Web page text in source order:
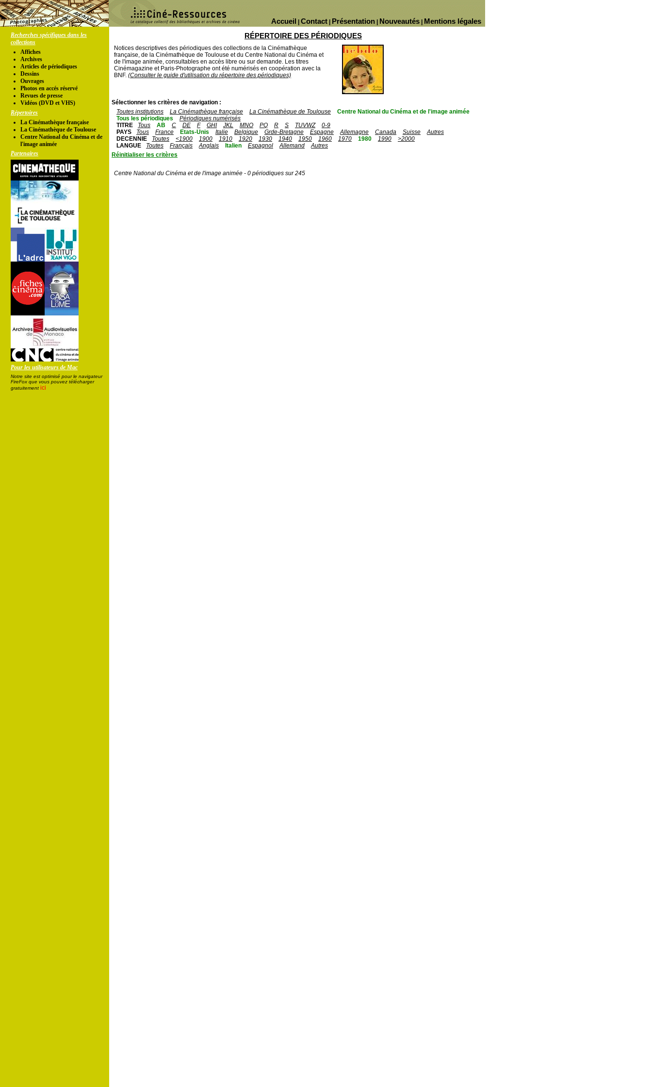
Mentions légales
Nouveautés
Présentation
Contact
Accueil
Recherches spécifiques dans les
collections
Affiches
Archives
Articles de périodiques
Dessins
Ouvrages
Photos en accés réservé
Revues de presse
Vidéos (DVD et VHS)
Répertoires
La Cinémathèque française
La Cinémathèque de Toulouse
Centre National du Cinéma et de
l'image animée
Partenaires
Pour les utilisateurs de Mac
Notre site est optimisé pour le navigateur
FireFox que vous pouvez télécharger
gratuitement ici
RÉPERTOIRE DES PÉRIODIQUES
Notices descriptives des périodiques des collections de la Cinémathèque
française, de la Cinémathèque de Toulouse et du Centre National du Cinéma et
de l'image animée, consultables en accès libre ou sur demande. Les titres
Cinémagazine et Paris-Photographe ont été numérisés en coopération avec la
BNF. (Consulter le guide d'utilisation du répertoire des périodiques)
Sélectionner les critères de navigation :
Toutes institutions
La Cinémathèque française La Cinémathèque de Toulouse
Centre National du Cinéma et de l'image animée
Tous les périodiques
Périodiques numérisés
TITRE
Tous AB C DE F GHI JKL MNO PQ R S TUVWZ
0-9
PAYS
Tous France Etats-Unis Italie Belgique Grde-Bretagne Espagne Allemagne Canada Suisse
Autres
DECENNIE
Toutes <1900 1900 1910 1920 1930 1940 1950 1960 1970 1980 1990
>2000
LANGUE
Toutes Français Anglais Italien Espagnol Allemand
Autres
Réinitialiser les critères
Centre National du Cinéma et de l'image animée - 0 périodiques sur 245